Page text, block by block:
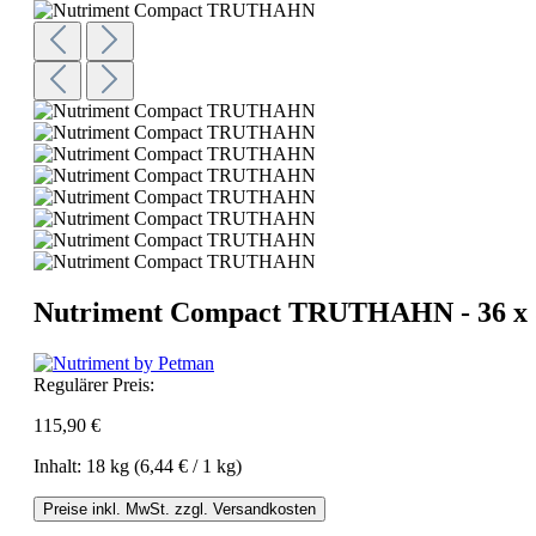
Nutriment Compact TRUTHAHN - 36 x
Regulärer Preis:
115,90 €
Inhalt: 18 kg (6,44 € / 1 kg)
Preise inkl. MwSt. zzgl. Versandkosten